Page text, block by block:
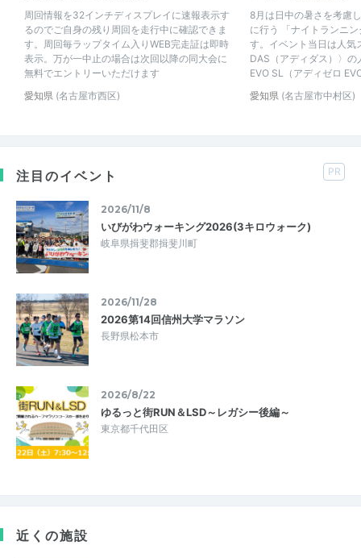
周回情報を32インチディスプレイに速報表示す
るのでご自身の残り周回を走行中に確認できま
す。周回毎ラップタイム入りWEB完走証は即時
表示。万が一中止の場合は次回以降の同大会に
無料でエントリーいただけます
愛知県 (名古屋市西区)
8月は日中の暑さを考慮
に行う 「ナイトランニ
す。イベント当日は人気
DAS（アディダス）〉の
EVO SL（アディゼロ
愛知県 (名古屋市中村区)
注目のイベント PR
2026/11/8
いびがわウォーキング2026(3キロウォーク)
岐阜県揖斐郡揖斐川町
2026/11/28
2026第14回信州大学マラソン
長野県松本市
2026/8/22
ゆるっと街RUN＆LSD～レガシー後編～
東京都千代田区
近くの施設